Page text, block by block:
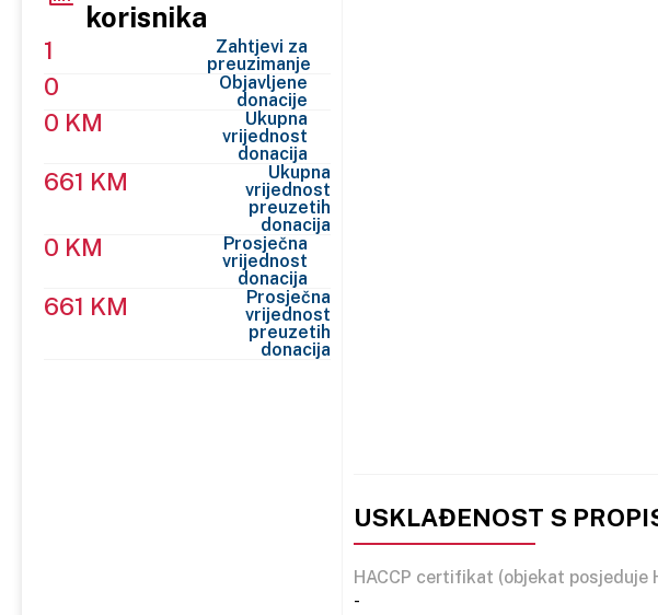
korisnika
1
Zahtjevi za
preuzimanje
0
Objavljene
donacije
0 KM
Ukupna
vrijednost
donacija
661 KM
Ukupna
vrijednost
preuzetih
donacija
0 KM
Prosječna
vrijednost
donacija
661 KM
Prosječna
vrijednost
preuzetih
donacija
USKLAĐENOST S
HACCP certifikat (objekat posjeduje
-